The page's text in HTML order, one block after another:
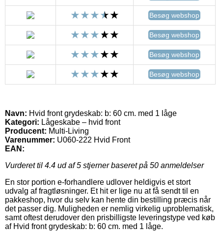
Besøg webshop
Besøg webshop
Besøg webshop
Besøg webshop
Navn: Hvid front grydeskab: b: 60 cm. med 1 låge
Kategori: Lågeskabe – hvid front
Producent: Multi-Living
Varenummer: U060-222 Hvid Front
EAN:
Vurderet til 4.4 ud af 5 stjerner baseret på 50 anmeldelser
En stor portion e-forhandlere udlover heldigvis et stort
udvalg af fragtløsninger. Et hit er lige nu at få sendt til en
pakkeshop, hvor du selv kan hente din bestilling præcis når
det passer dig. Muligheden er nemlig virkelig uproblematisk,
samt oftest derudover den prisbilligste leveringstype ved køb
af Hvid front grydeskab: b: 60 cm. med 1 låge.